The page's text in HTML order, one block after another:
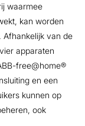
waarmee
kan worden
Afhankelijk van de
apparaten
free@home®
en een
kunnen op
ook